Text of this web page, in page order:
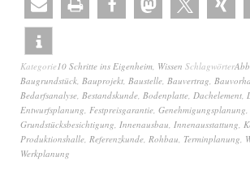
Kategorie10 Schritte ins Eigenheim, Wissen Schlagwörter
Baugrundstück, Bauprojekt, Baustelle, Bauvertrag,
Bedarfsanalyse, Bestandskunde, Bodenplatte, Dachelement,
Entwurfsplanung, Festpreisgarantie, Genehmigungsplanung,
Grundstücksbesichtigung, Innenausbau, Innenausstattung,
Produktionshalle, Referenzkunde, Rohbau, Terminplanung,
Werkplanung